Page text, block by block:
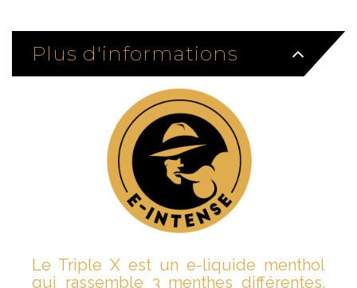
Plus d'informations
Le Triple X est un e-liquide menthol
qui rassemble 3 menthes différentes.